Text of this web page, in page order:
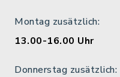
Montag zusätzlich:
13.00-16.00 Uhr
Donnerstag zusätzlich: